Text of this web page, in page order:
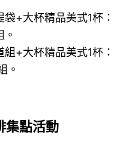
+大杯精品美式1杯：
+大杯精品美式1杯：
。
集點活動